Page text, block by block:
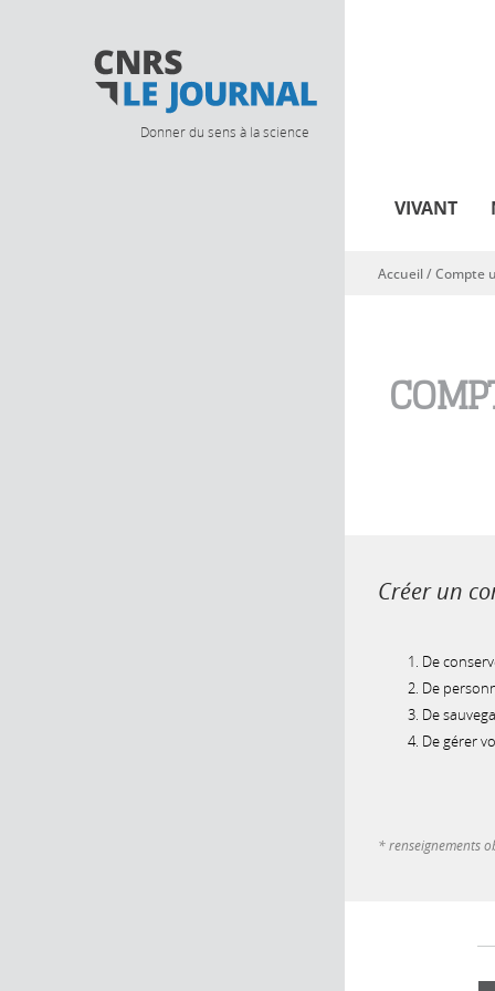
Donner du sens à la science
VIVANT
Vous êtes ici
Accueil/Compte
Créer un
De
De
De
De gérer
* renseignements